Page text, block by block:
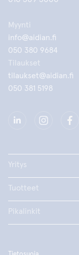
Myynti
info@aidian.fi
050 380 9684
Tilaukset
tilaukset@aidian.fi
050 381 5198
Yritys
Tuotteet
Pikalinkit